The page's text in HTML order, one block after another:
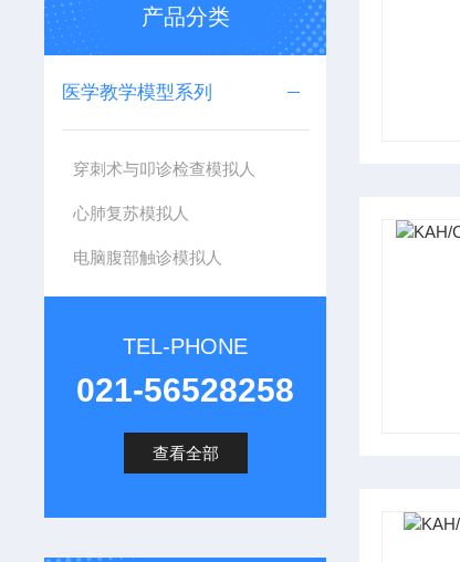
产品分类
医学教学模型系列
穿刺术与叩诊检查模拟人
心肺复苏模拟人
电脑腹部触诊模拟人
TEL-PHONE
021-56528258
查看全部